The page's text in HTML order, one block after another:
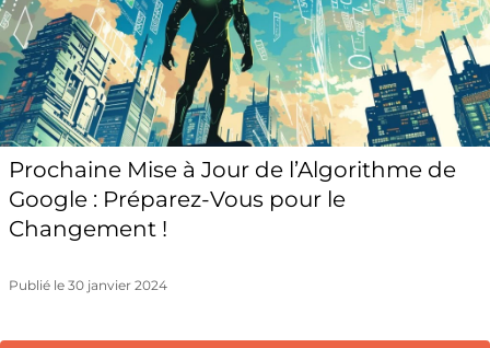
Prochaine Mise à Jour de l’Algorithme de
Google : Préparez-Vous pour le
Changement !
Publié le 30 janvier 2024